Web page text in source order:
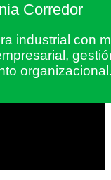
Corredor
industrial con